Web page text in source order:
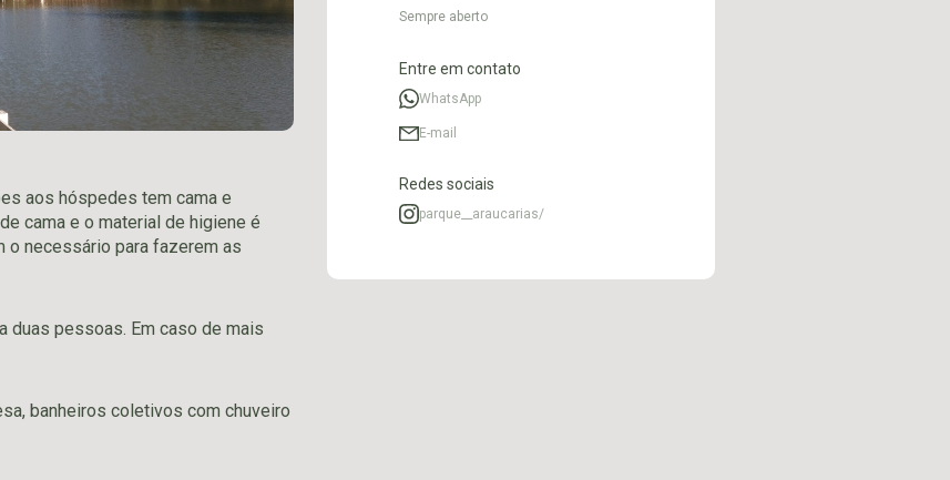
aos hóspedes tem cama e
cama e o material de higiene é
o necessário para fazerem as
duas pessoas. Em caso de mais
banheiros coletivos com chuveiro
Sempre aberto
Entre em contato
WhatsApp
E-mail
Redes sociais
parque__araucarias/